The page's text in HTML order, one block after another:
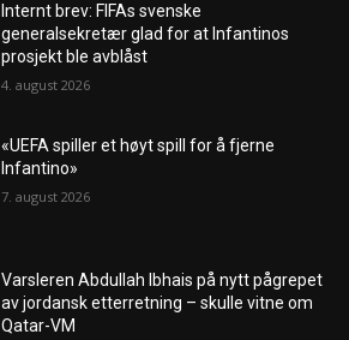
Internt brev: FIFAs svenske
generalsekretær glad for at Infantinos
prosjekt ble avblåst
4. august 2026
«UEFA spiller et høyt spill for å fjerne
Infantino»
7. august 2026
Varsleren Abdullah Ibhais på nytt pågrepet
av jordansk etterretning – skulle vitne om
Qatar-VM